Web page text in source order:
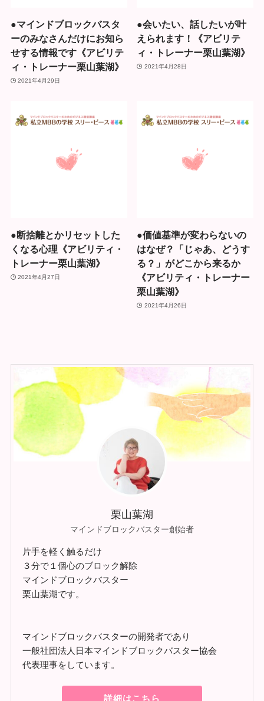
●マインドブロックバスタ
ーのみなさんだけにお知ら
せする情報です《アビリテ
ィ・トレーナー栗山葉湖》
2021年4月29日
●会いたい、話したいが叶
えられます！《アビリテ
ィ・トレーナー栗山葉湖》
2021年4月28日
●断捨離とかリセットした
くなる心理《アビリティ・
トレーナー栗山葉湖》
2021年4月27日
●価値基準が変わらないの
はなぜ？「じゃあ、どうす
る？」がどこから来るか
《アビリティ・トレーナー
栗山葉湖》
2021年4月26日
栗山葉湖
マインドブロックバスター創始者
片手を軽く触るだけ
３分で１個心のブロック解除
マインドブロックバスター
栗山葉湖です。
マインドブロックバスターの開発者であり
一般社団法人日本マインドブロックバスター協会
代表理事をしています。
詳細はこちら